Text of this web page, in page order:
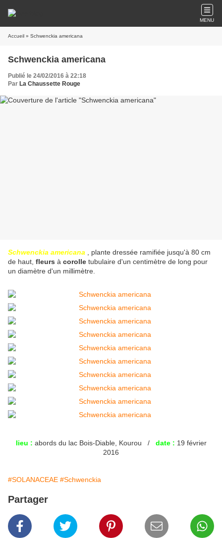
MENU
Accueil » Schwenckia americana
Schwenckia americana
Publié le 24/02/2016 à 22:18
Par La Chaussette Rouge
Schwenckia americana , plante dressée ramifiée jusqu'à 80 cm
de haut, fleurs à corolle tubulaire d'un centimètre de long pour
un diamètre d'un millimètre.
lieu : abords du lac Bois-Diable, Kourou / date : 19 février
2016
#SOLANACEAE #Schwenckia
Partager